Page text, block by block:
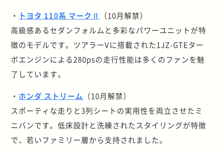
・ トヨタ 110系 マークⅡ
（10月解禁）
高級感あるセダンフォルムと多彩なパワーユニットが特
徴のモデルです。ツアラーVに搭載された1JZ-GTEター
ボエンジンによる280psの走行性能は多くのファンを魅
了しています。
・ ホンダ ストリーム （10月解禁）
スポーティな走りと3列シートの実用性を両立させたミ
ニバンです。低床設計と洗練されたスタイリングが特徴
で、若いファミリー層から支持されました。